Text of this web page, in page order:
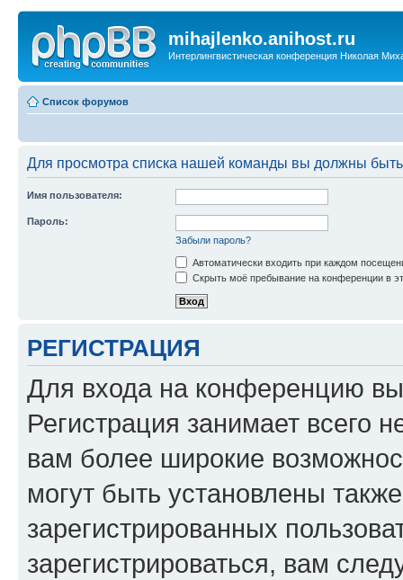
mihajlenko.anihost.ru
Интерлингвистическая конференция Николая
Список форумов
Для просмотра списка нашей команды вы должны
Имя пользователя:
Пароль:
Забыли пароль?
Автоматически входить при каждом
Скрыть моё пребывание на конференции в
РЕГИСТРАЦИЯ
Для входа на конференцию
Регистрация занимает всего
вам более широкие
могут быть установлены
зарегистрированных
зарегистрироваться, вам